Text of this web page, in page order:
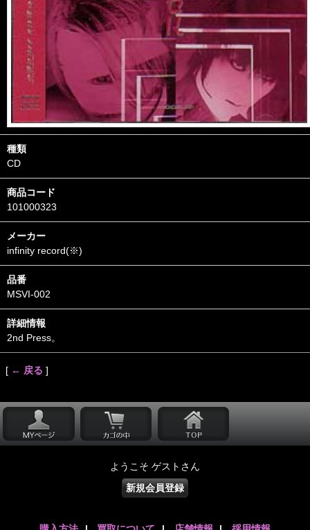
種類
CD
商品コード
101000323
メーカー
infinity record(※)
品番
MSVI-002
詳細情報
2nd Press。
[ ← 戻る ]
ようこそ ゲストさん
新規会員登録